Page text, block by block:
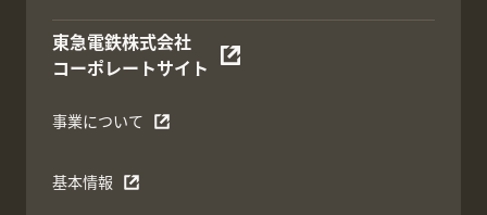
東急電鉄株式会社
コーポレートサイト
事業について
基本情報